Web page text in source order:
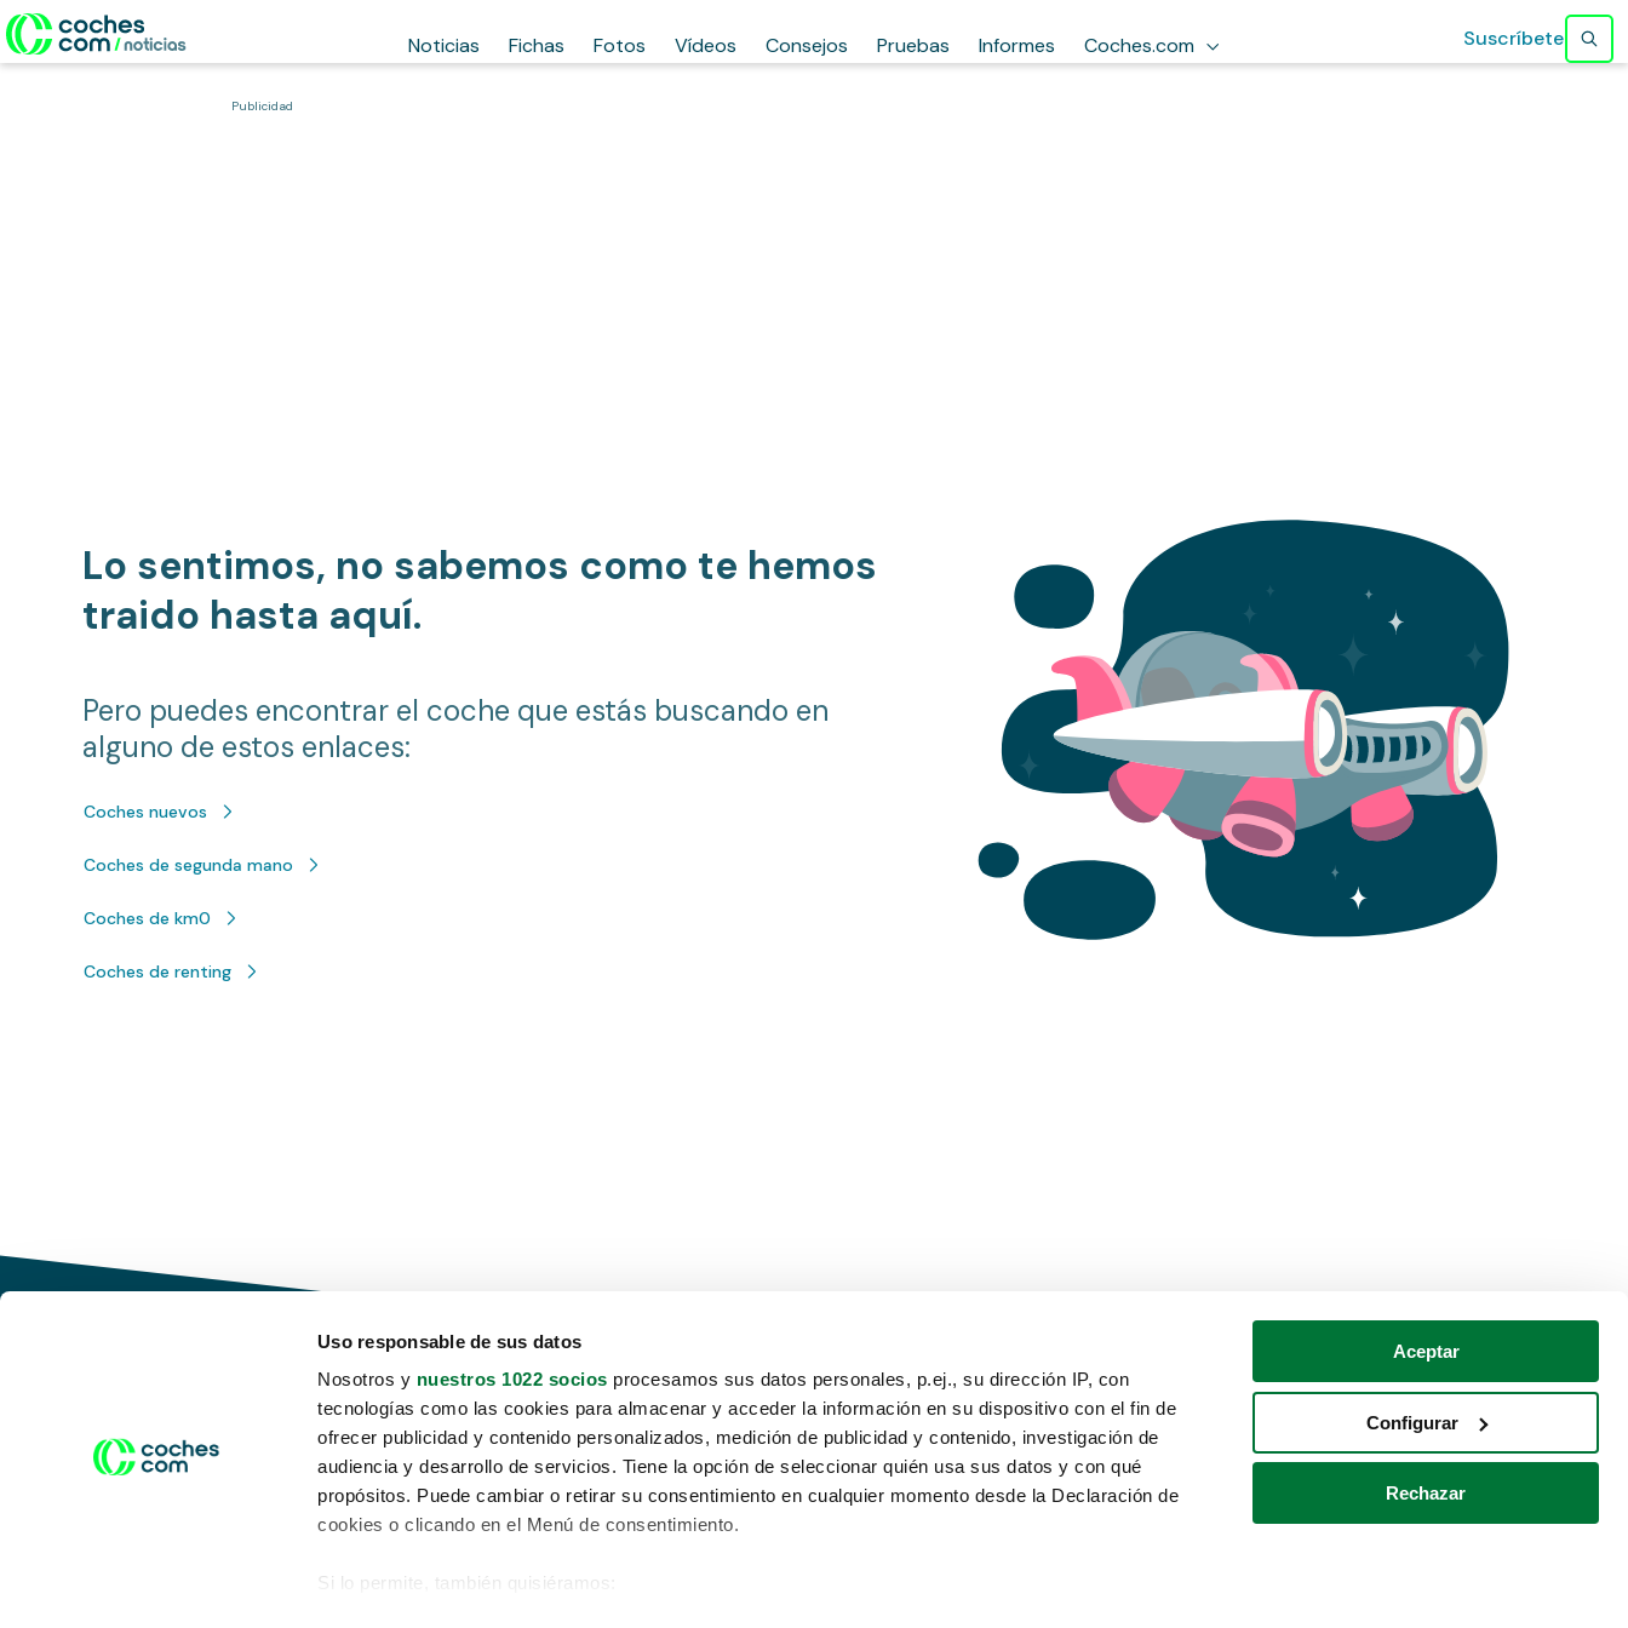
Uso responsable de sus datos
Nosotros y nuestros 1022 socios procesamos sus datos personales, p.ej., su dirección IP, con
tecnologías como las cookies para almacenar y acceder la información en su dispositivo con el fin de
ofrecer publicidad y contenido personalizados, medición de publicidad y contenido, investigación de
audiencia y desarrollo de servicios. Tiene la opción de seleccionar quién usa sus datos y con qué
propósitos. Puede cambiar o retirar su consentimiento en cualquier momento desde la Declaración de
cookies o clicando en el Menú de consentimiento.
Si lo permite, también quisiéramos:
Aceptar
Configurar
Rechazar
Noticias Fichas Fotos Vídeos Consejos Pruebas Informes Coches.com Suscríbete
Publicidad
Lo sentimos, no sabemos como te hemos
traido hasta aquí.
Pero puedes encontrar el coche que estás buscando en
alguno de estos enlaces:
Coches nuevos
Coches de segunda mano
Coches de km0
Coches de renting
Conduce tu futuro,
desata tu movilidad